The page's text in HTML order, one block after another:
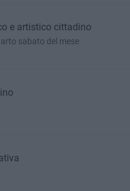
e artistico cittadino
sabato del mese